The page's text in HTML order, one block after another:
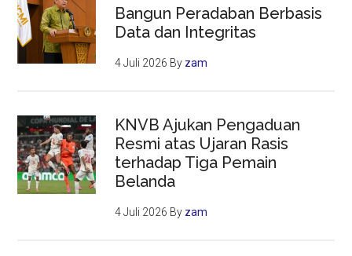
Bangun Peradaban Berbasis
Data dan Integritas
4 Juli 2026 By zam
KNVB Ajukan Pengaduan
Resmi atas Ujaran Rasis
terhadap Tiga Pemain
Belanda
4 Juli 2026 By zam